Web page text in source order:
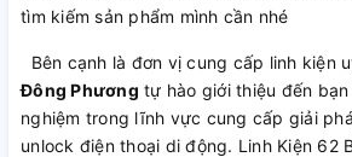
tìm kiếm sản phẩm mình cần nhé
Bên cạnh là đơn vị cung cấp linh kiện
Đông Phương tự hào giới thiệu đến
nghiệm trong lĩnh vực cung cấp giải
unlock điện thoại di động. Linh Kiện 62